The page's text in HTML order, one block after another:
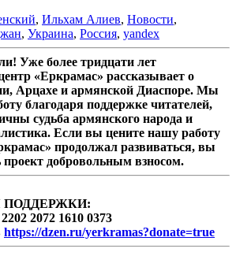
, Ильхам Алиев, Новости,
, Украина, Россия, yandex
Уже более тридцати лет
«Еркрамас» рассказывает о
Арцахе и армянской Диаспоре. Мы
благодаря поддержке читателей,
судьба армянского народа и
Если вы цените нашу работу
продолжал развиваться, вы
добровольным взносом.
ПОДДЕРЖКИ:
2072 1610 0373
https://dzen.ru/yerkramas?donate=true